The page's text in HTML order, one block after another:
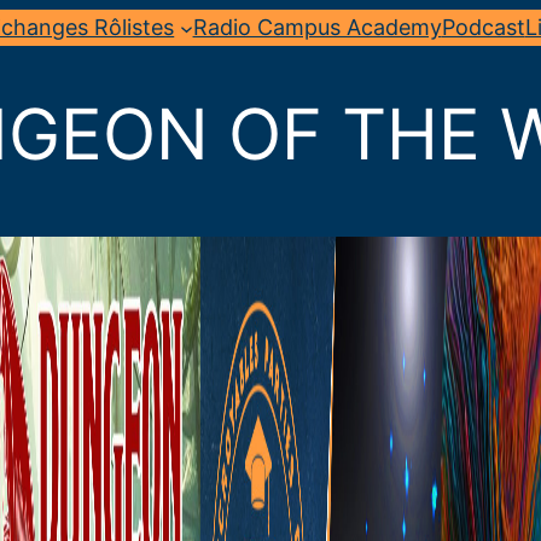
Rôlistes Radio Campus AcademyPodcast
OF THE